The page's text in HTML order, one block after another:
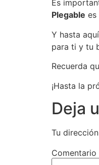
Es
Plegable es
Y hasta
para ti y tu
Recuerda
¡Hasta la
Deja
Tu
Comentario